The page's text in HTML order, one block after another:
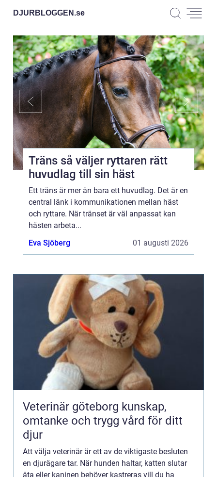
DJURBLOGGEN.se
Träns så väljer ryttaren rätt
huvudlag till sin häst
Ett träns är mer än bara ett huvudlag. Det är en
central länk i kommunikationen mellan häst
och ryttare. När tränset är väl anpassat kan
hästen arbeta...
Eva Sjöberg
01 augusti 2026
Veterinär göteborg kunskap,
omtanke och trygg vård för ditt
djur
Att välja veterinär är ett av de viktigaste besluten
en djurägare tar. När hunden haltar, katten slutar
äta eller kaninen behöver kastreras vill du ha